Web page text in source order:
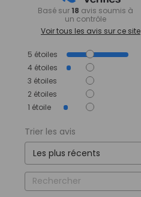
Basé sur 18 avis soumis à
un contrôle
Voir tous les avis sur ce site
5 étoiles
4 étoiles
3 étoiles
2 étoiles
1 étoile
Trier les avis